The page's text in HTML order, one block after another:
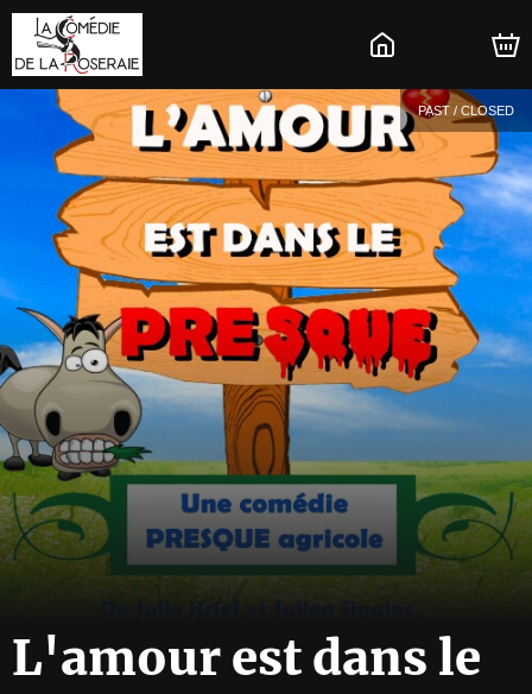
PAST / CLOSED
L'amour est dans le